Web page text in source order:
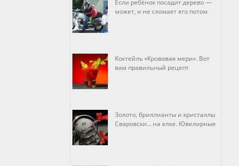
Если ребёнок посадит дерево —
может, и не сломает его потом
Коктейль «Кровавая мери». Вот
вам правильный рецепт
Золото, бриллианты и кристаллы
Сваровски… на елке. Ювелирные